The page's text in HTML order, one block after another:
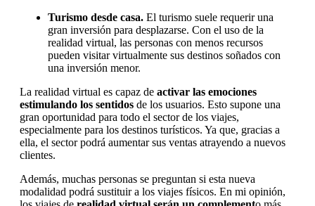
Turismo desde casa. El turismo suele requerir una
gran inversión para desplazarse. Con el uso de la
realidad virtual, las personas con menos recursos
pueden visitar virtualmente sus destinos soñados con
una inversión menor.
La realidad virtual es capaz de activar las emociones
estimulando los sentidos de los usuarios. Esto supone una
gran oportunidad para todo el sector de los viajes,
especialmente para los destinos turísticos. Ya que, gracias a
ella, el sector podrá aumentar sus ventas atrayendo a nuevos
clientes.
Además, muchas personas se preguntan si esta nueva
modalidad podrá sustituir a los viajes físicos. En mi opinión,